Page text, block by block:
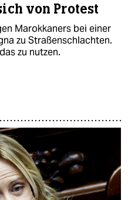
von Protest
Marokkaners bei einer
zu Straßenschlachten.
zu nutzen.